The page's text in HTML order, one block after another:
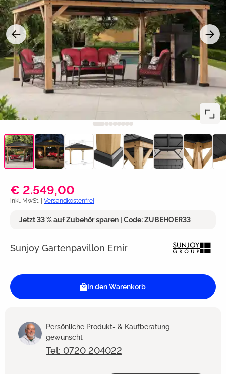
€ 2.549,00
inkl. MwSt. | Versandkostenfrei
Jetzt 33 % auf Zubehör sparen | Code: ZUBEHOER33
Sunjoy Gartenpavillon Ernir
In den Warenkorb
Persönliche Produkt- & Kaufberatung
gewünscht
Tel: 0720 204022